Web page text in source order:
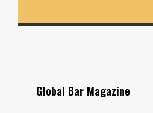
Global Bar Magazine